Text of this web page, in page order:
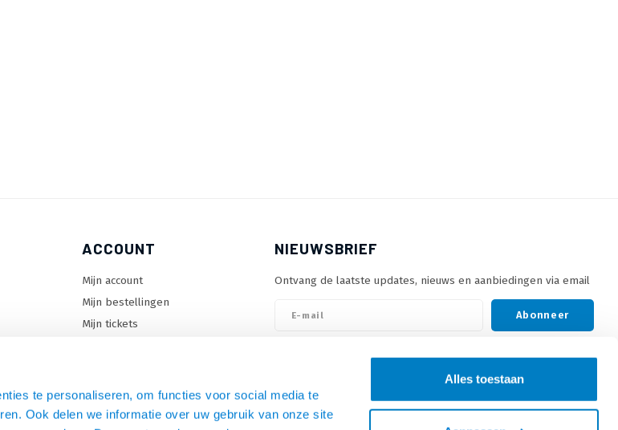
te personaliseren, om functies voor social media te
Ook delen we informatie over uw gebruik van onze site
Alles toestaan
ACCOUNT
Mijn account
Mijn bestellingen
Mijn tickets
NIEUWSBRIEF
Ontvang de laatste updates, nieuws en aanbiedingen via email
Abonneer